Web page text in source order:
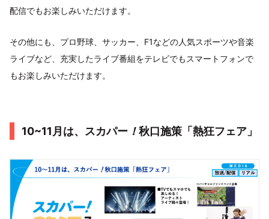
配信でもお楽しみいただけます。
その他にも、プロ野球、サッカー、F1などの人気スポーツや音楽
ライブなど、充実したライブ番組をテレビでもスマートフォンで
もお楽しみいただけます。
10~11月は、スカパー ！秋口施策「熱狂フェア」